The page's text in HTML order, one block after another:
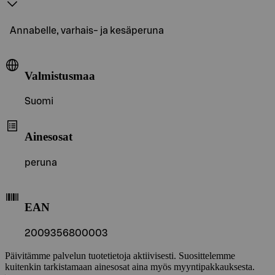
Annabelle, varhais- ja kesäperuna
Valmistusmaa
Suomi
Ainesosat
peruna
EAN
2009356800003
Päivitämme palvelun tuotetietoja aktiivisesti. Suosittelemme
kuitenkin tarkistamaan ainesosat aina myös myyntipakkauksesta.